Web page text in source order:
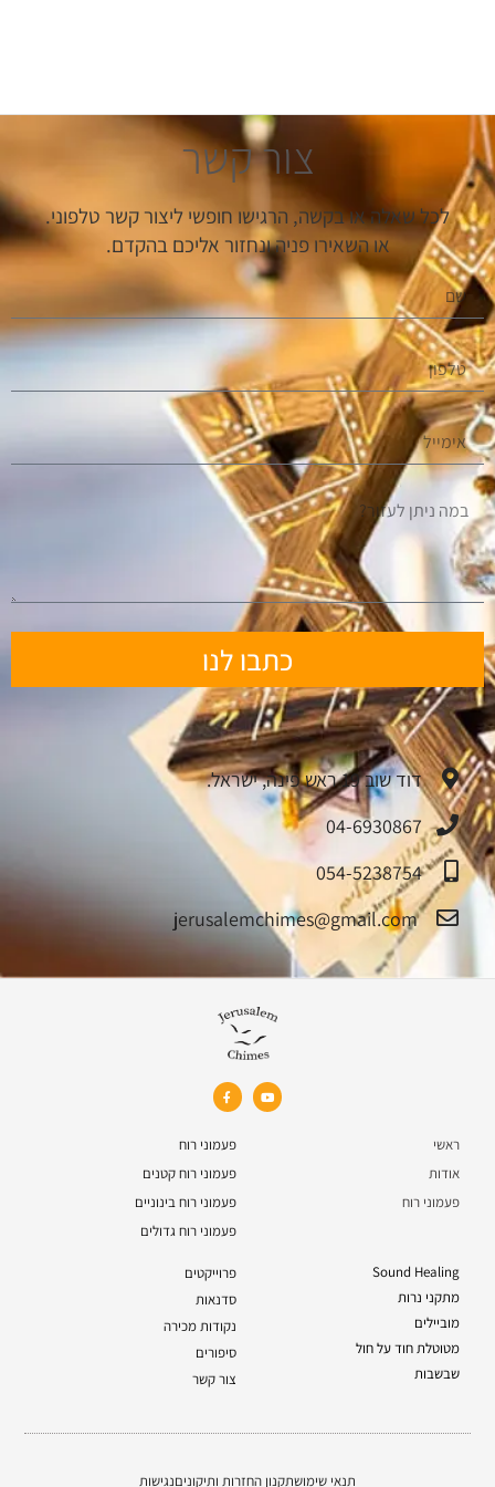
צור קשר
לכל שאלה או בקשה, הרגישו חופשי ליצור קשר טלפוני.
או השאירו פניה ונחזור אליכם בהקדם.
כתבו לנו
דוד שוב 19 ראש פינה, ישראל.
04-6930867
054-5238754
jerusalemchimes@gmail.com‏
ראשי
אודות
פעמוני רוח
פעמוני רוח
פעמוני רוח קטנים
פעמוני רוח בינוניים
פעמוני רוח גדולים
Sound Healing
מתקני נרות
מוביילים
מטוטלת חוד על חול
שבשבות
פרוייקטים
סדנאות
נקודות מכירה
סיפורים
צור קשר
תנאי שימושתקנון החזרות ותיקוניםנגישות